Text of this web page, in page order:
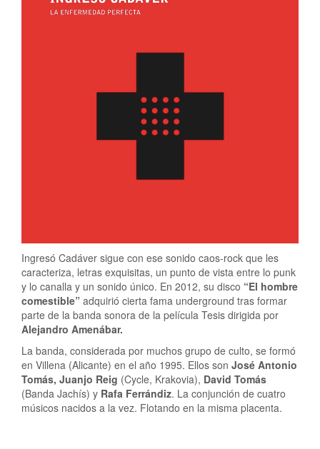
Ingresó Cadáver sigue con ese sonido caos-rock que les
caracteriza, letras exquisitas, un punto de vista entre lo punk
y lo canalla y un sonido único. En 2012, su disco “El hombre
comestible” adquirió cierta fama underground tras formar
parte de la banda sonora de la película Tesis dirigida por
Alejandro Amenábar.
La banda, considerada por muchos grupo de culto, se formó
en Villena (Alicante) en el año 1995. Ellos son José Antonio
Tomás, Juanjo Reig (Cycle, Krakovia), David Tomás
(Banda Jachís) y Rafa Ferrándiz. La conjunción de cuatro
músicos nacidos a la vez. Flotando en la misma placenta.